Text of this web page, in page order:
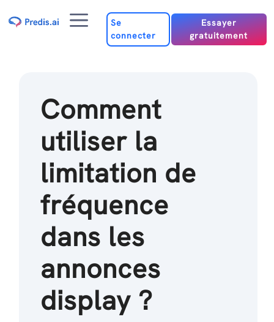
au
Menu
Se
connecter
Essayer
gratuitement
Comment
utiliser la
limitation de
fréquence
dans les
annonces
display ?